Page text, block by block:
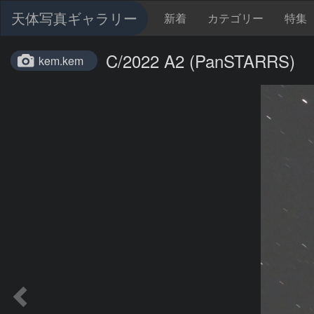
天体写真ギャラリー 新着 カテゴリー 特集
kem.kem C/2022 A2 (PanSTARRS)